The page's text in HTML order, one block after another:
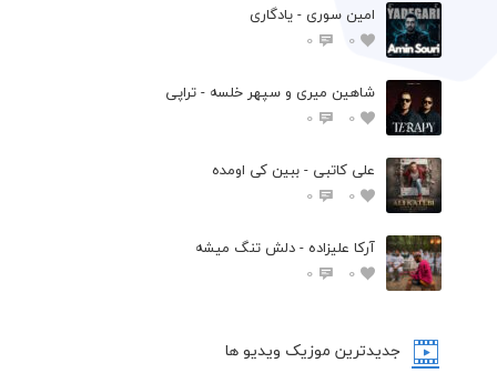
امین سوری - یادگاری
0
0
شاهین میری و سپهر خلسه - تراپی
0
0
علی کاتبی - ببین کی اومده
0
0
آرکا علیزاده - دلش تنگ میشه
0
0
جدیدترین موزیک ویدیو ها